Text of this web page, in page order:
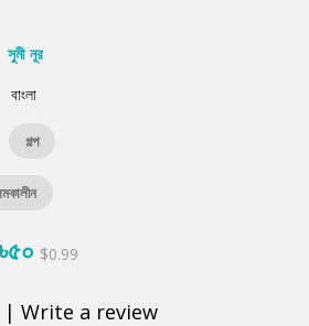
সুমী নূর
বাংলা
গল্প
$0.99
| Write a review